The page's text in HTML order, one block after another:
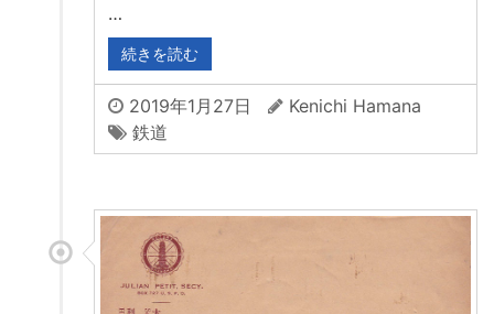
…
続きを読む
2019年1月27日
Kenichi Hamana
鉄道